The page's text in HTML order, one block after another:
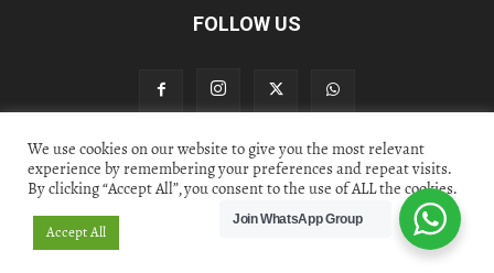
FOLLOW US
Privacy Policy Contact Us
© thalaknews.com 2024 All Rights Reserved. Akshara Media
We use cookies on our website to give you the most relevant
experience by remembering your preferences and repeat visits.
By clicking “Accept All”, you consent to the use of ALL the cookies.
Accept All
Join WhatsApp Group